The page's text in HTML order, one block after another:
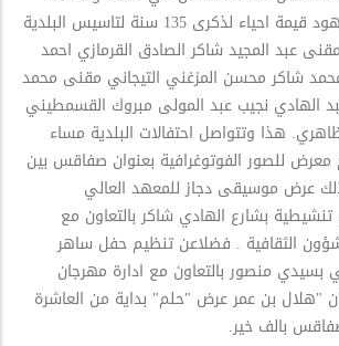
قدموه للمدينة من جهود قيمة احياء لذكرى 135 سنة لتاسيس البلدية
عبد المجيد شاكر الصادق القرمازي احمد
شاكر محسن المزغني التيجاني مقنى محمد
الهادي نجيب عبد المولى مبروك القسمطيني
هذا وتتواصل احتفالات البلدية مساء
للصور الفوتوغرافية بعنوان صفاقس بين
عرض موسيقى دجاز للمعهد العالي
بشارع الهادي شاكر بالتعاون مع
الثقافية . فضلاعن تنظيم حفل ساهر
بسيدي منصور بالتعاون مع ادارة مهرجان
"هلال بن عمر عرض "حلم" بداية من العاشرة
بالف خير.